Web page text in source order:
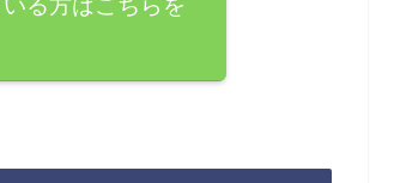
る方はこちらを